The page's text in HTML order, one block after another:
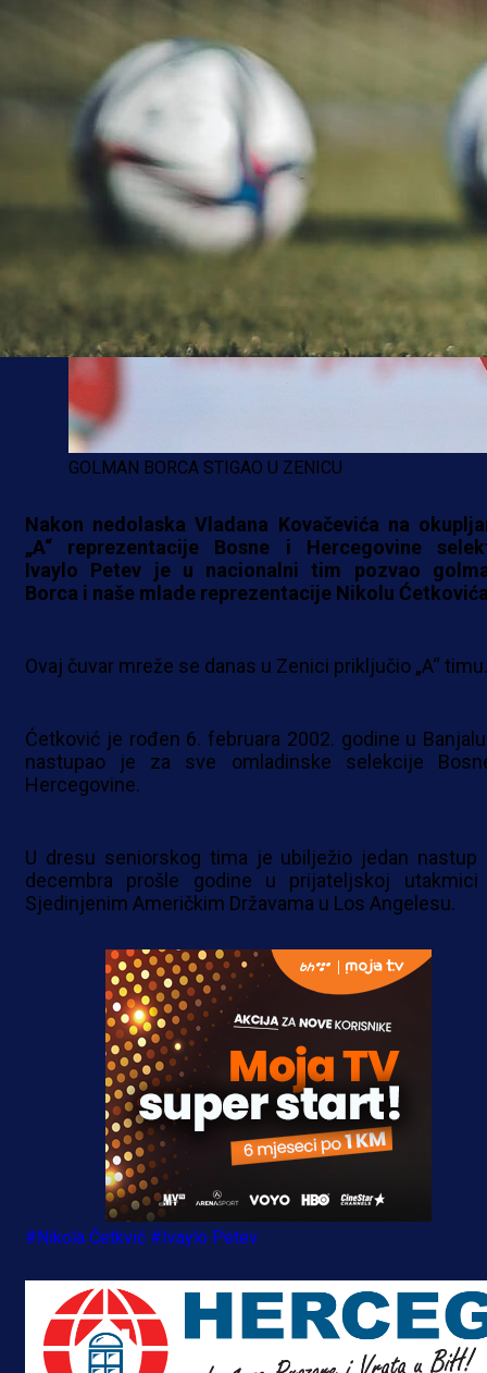
GOLMAN BORCA STIGAO U ZENICU
Nakon nedolaska Vladana Kovačevića na
„A“ reprezentacije Bosne i Hercegovine
Ivaylo Petev je u nacionalni tim pozvao
Borca i naše mlade reprezentacije Nikolu
Ovaj čuvar mreže se danas u Zenici priključio „A“ timu.
Ćetković je rođen 6. februara 2002. godine u
nastupao je za sve omladinske selekcije
Hercegovine.
U dresu seniorskog tima je ubilježio jedan nastup
decembra prošle godine u prijateljskoj utakmici
Sjedinjenim Američkim Državama u Los Angelesu.
#Nikola Ćetkvić #Ivaylo Petev